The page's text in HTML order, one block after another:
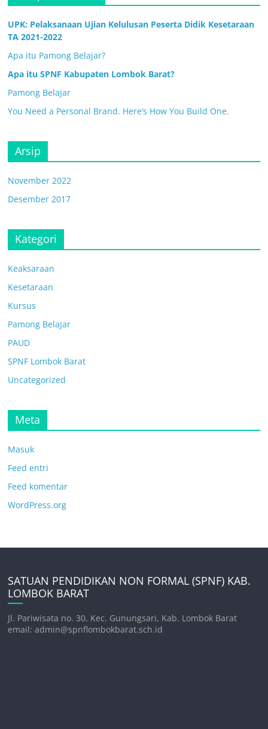
UPK: Pelaksanaan Ujian Kelulusan Peserta Didik Kesetaraan
TA 2021-2022
Apa itu Pamong Belajar?
Apa itu SPNF Kabupaten Lombok Barat?
Pamong Belajar
You Need a Personal Brand. Here’s How You Build One.
Arsip
November 2022
Desember 2017
Kategori
Keaksaraan
Kesetaraan
Kursus
Pamong Belajar
PAUD
SPNF Lombok Barat
Uncategorized
Meta
Masuk
Feed entri
Feed komentar
WordPress.org
SATUAN PENDIDIKAN NON FORMAL (SPNF) KAB.
LOMBOK BARAT
Jl. Pariwisata no. 30, Kec. Gunungsari, Kab. Lombok Barat
email: admin@spnflombokbarat.sch.id